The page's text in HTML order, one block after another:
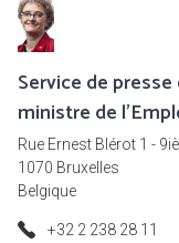
Service de
ministre de
Rue Ernest Blérot 1 -
1070 Bruxelles
Belgique
+32 2 238 28 11